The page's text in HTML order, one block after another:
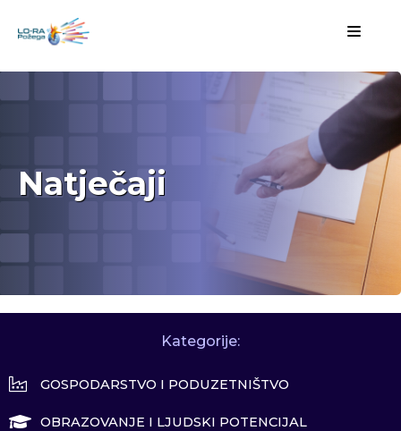
Natječaji
Kategorije:
GOSPODARSTVO I PODUZETNIŠTVO
OBRAZOVANJE I LJUDSKI POTENCIJAL